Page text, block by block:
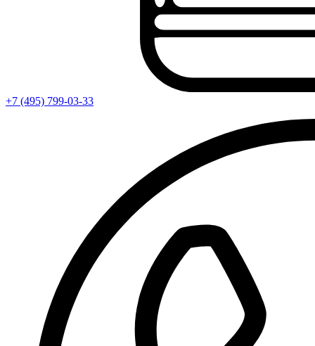
+7 (495) 799-03-33